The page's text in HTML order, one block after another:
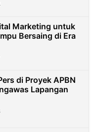
Marketing untuk
Bersaing di Era
di Proyek APBN
Lapangan